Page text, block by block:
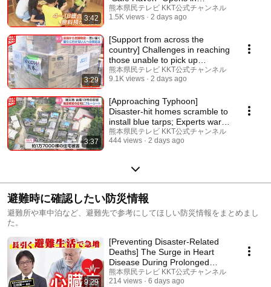
3:42
Yatsushiro to Pr...
熊本県民テレビ KKT公式チャンネル
1.5K views
2 days ago
3:29
[Support from across the
country] Challenges in reaching
those unable to pick up
supplies, with s...
熊本県民テレビ KKT公式チャンネル
9.1K views
2 days ago
3:37
[Approaching Typhoon]
Disaster-hit homes scramble to
install blue tarps; Experts warn:
"Do-it-you...
熊本県民テレビ KKT公式チャンネル
444 views
2 days ago
避難時に確認したい防災情報
避難所や車中泊など、避難先で参考にしてほしい防災情報をまとめまし
た。
9:29
[Preventing Disaster-Related
Deaths] The Surge in Heart
Disease During Prolonged
Evacuation: Expe...
熊本県民テレビ KKT公式チャンネル
214 views
6 days ago